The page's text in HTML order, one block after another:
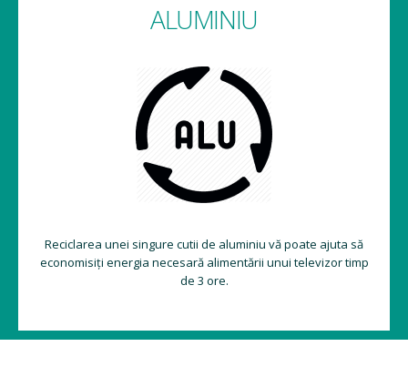
ALUMINIU
Reciclarea unei singure cutii de aluminiu vă poate ajuta să
economisiți energia necesară alimentării unui televizor timp
de 3 ore.